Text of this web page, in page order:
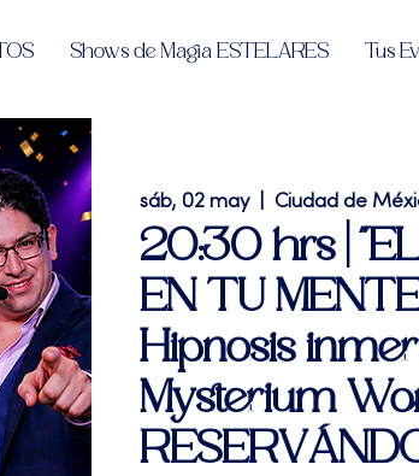
Shows de Magia ESTELARES Tus
sáb, 02 may
  |
Ciudad de
20:30 hrs |
EN TU
Hipnosis
Mysterium